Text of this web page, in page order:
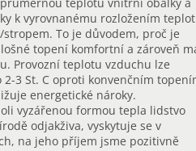
k vyrovnanému rozložením teplot
To je důvodem, proč je
topení komfortní a zároveň
Provozní teplotu vzduchu lze
2-3 St. C oproti konvenčním
energetické nároky.
vyzářenou formou tepla lidstvo
odjakživa, vyskytuje se v
na jeho příjem jsme pozitivně